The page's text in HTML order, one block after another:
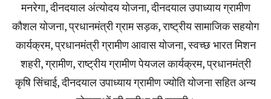
मनरेगा, दीनदयाल अंत्योदय योजना, दीनदयाल उपाध्याय ग्रामीण
कौशल योजना, प्रधानमंत्री ग्राम सड़क, राष्ट्रीय सामाजिक सहयोग
कार्यक्रम, प्रधानमंत्री ग्रामीण आवास योजना, स्वच्छ भारत मिशन
शहरी, ग्रामीण, राष्ट्रीय ग्रामीण पेयजल कार्यक्रम, प्रधानमंत्री
कृषि सिंचाई, दीनदयाल उपाध्याय ग्रामीण ज्योति योजना सहित अन्य